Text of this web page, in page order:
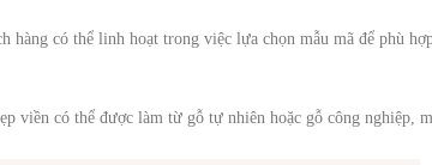
hàng có thể linh hoạt trong việc lựa chọn mẫu mã để phù
viền có thể được làm từ gỗ tự nhiên hoặc gỗ công nghiệp,